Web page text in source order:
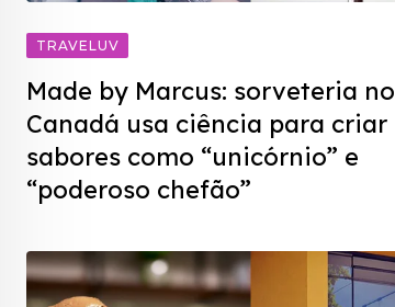
TRAVELUV
Made by Marcus: sorveteria no
Canadá usa ciência para criar
sabores como “unicórnio” e
“poderoso chefão”